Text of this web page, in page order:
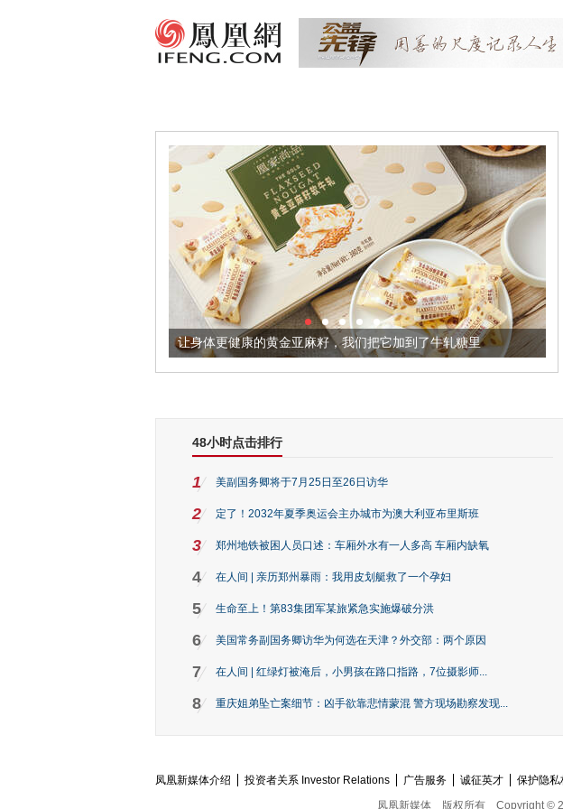
让身体更健康的黄金亚麻籽，我们把它加到了牛轧糖里
48小时点击排行
1 美副国务卿将于7月25日至26日访华
2 定了！2032年夏季奥运会主办城市为澳大利亚布里斯班
3 郑州地铁被困人员口述：车厢外水有一人多高 车厢内缺氧
4 在人间 | 亲历郑州暴雨：我用皮划艇救了一个孕妇
5 生命至上！第83集团军某旅紧急实施爆破分洪
6 美国常务副国务卿访华为何选在天津？外交部：两个原因
7 在人间 | 红绿灯被淹后，小男孩在路口指路，7位摄影师...
8 重庆姐弟坠亡案细节：凶手欲靠悲情蒙混 警方现场勘察发现...
凤凰新媒体介绍 投资者关系 Investor Relations 广告服务 诚征英才 保护隐私
凤凰新媒体
版权所有 Copyright ©